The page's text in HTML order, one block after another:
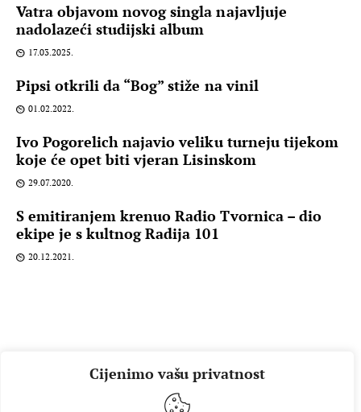
Cijenimo vašu privatnost
Vatra objavom novog singla najavljuje
nadolazeći studijski album
17.03.2025.
Pipsi otkrili da “Bog” stiže na vinil
01.02.2022.
Ivo Pogorelich najavio veliku turneju tijekom
koje će opet biti vjeran Lisinskom
29.07.2020.
S emitiranjem krenuo Radio Tvornica – dio
ekipe je s kultnog Radija 101
20.12.2021.